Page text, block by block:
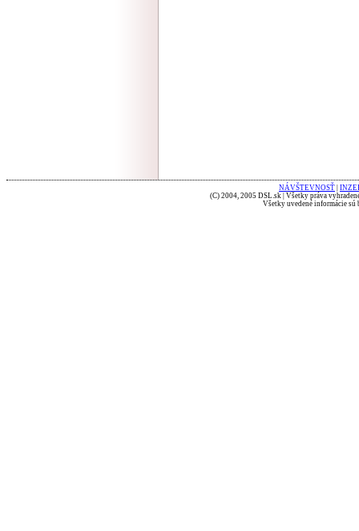
NÁVŠTEVNOSŤ
(C) 2004, 2005 DSL.sk | Všetky práva
Všetky uvedené informácie sú